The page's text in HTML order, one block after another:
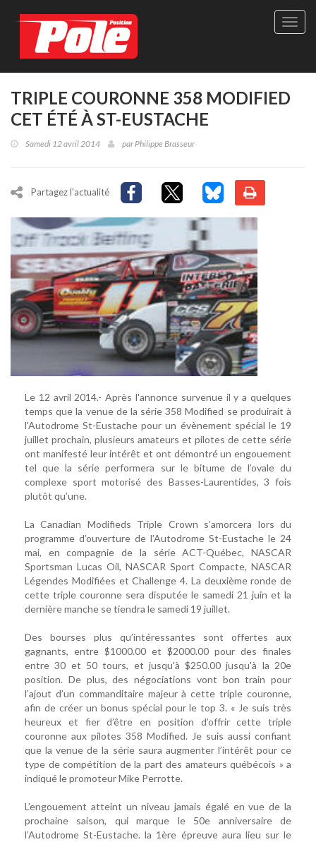
Site
TRIPLE COURONNE 358 MODIFIED
CET ÉTÉ À ST-EUSTACHE
Samedi 12 avril 2014 parPhilippe Brasseur
Partagez l'actualité
Le 12 avril 2014.- Après l'annonce survenue il y a quelques
temps que la venue de la série 358 Modified se produirait à
l'Autodrome St-Eustache pour un évènement spécial le 19
juillet prochain, plusieurs amateurs et pilotes de cette série
ont manifesté leur intérêt et ont démontré un engouement
tel que la série performera sur le bitume de l’ovale du
complexe sport motorisé des Basses-Laurentides, 3 fois
plutôt qu’une.
La Canadian Modifieds Triple Crown s’amorcera lors du
programme d’ouverture de l’Autodrome St-Eustache le 24
mai, en compagnie de la série ACT-Québec, NASCAR
Sportsman Lucas Oil, NASCAR Sport Compacte, NASCAR
Légendes Modifiées et Challenge 4. La deuxième ronde de
cette triple couronne sera disputée le samedi 21 juin et la
dernière manche se tiendra le samedi 19 juillet.
Des bourses plus qu’intéressantes sont offertes aux
gagnants, entre $1000.00 et $2000.00 pour des finales
entre 30 et 50 tours, et jusqu'à $250.00 jusqu'à la 20e
position. De plus, des négociations vont bon train pour
l’ajout d’un commanditaire majeur à cette triple couronne,
afin de créer un bonus spécial pour le top 3. « Je suis très
heureux et fier d’être en position d’offrir cette triple
couronne aux pilotes 358 Modified. Je suis aussi confiant
que la venue de la série saura augmenter l’intérêt pour ce
type de compétition de la part des amateurs québécois » a
indiqué le promoteur Mike Perrotte.
L’engouement atteint un niveau jamais égalé en vue de la
prochaine saison, qui marque le 50e anniversaire de
l’Autodrome St-Eustache. la 1ère épreuve aura lieu sur le